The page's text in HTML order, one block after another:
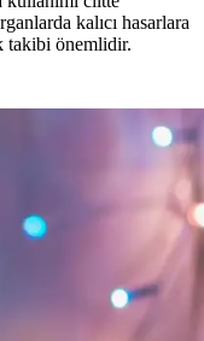
kalıcı hasarlara
takibi önemlidir.